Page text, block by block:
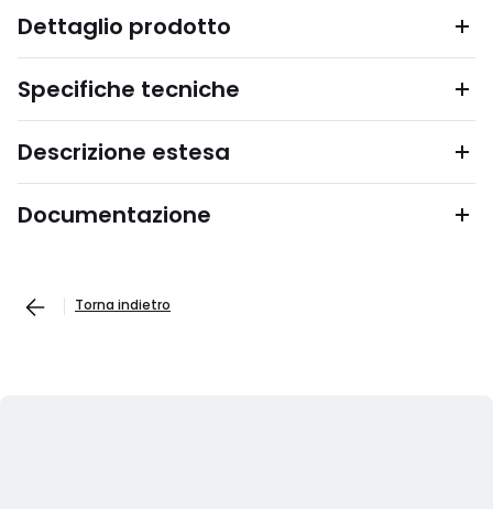
Dettaglio prodotto
Specifiche tecniche
Descrizione estesa
Documentazione
Torna indietro